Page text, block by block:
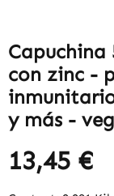
Capuchina
con zinc -
y más -
13,45 €